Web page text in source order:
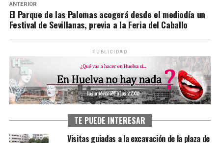
ANTERIOR
El Parque de las Palomas acogerá desde el mediodía un
Festival de Sevillanas, previa a la Feria del Caballo
PUBLICIDAD
TE PUEDE INTERESAR
Visitas guiadas a la excavación de la plaza de